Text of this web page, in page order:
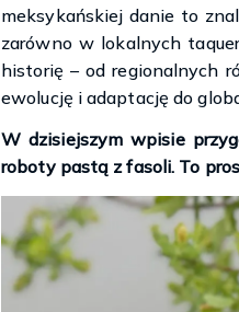
meksykańskiej danie to
zarówno w lokalnych
historię – od regionalnych
ewolucję i adaptację do
W dzisiejszym wpisie
roboty pastą z fasoli. To